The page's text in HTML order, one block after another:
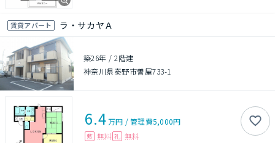
賃貸アパート ラ・サカヤＡ
築26年 /2階建
神奈川県秦野市曽屋733-1
6.4万円 /管理費5,000円
敷 無料 礼 無料